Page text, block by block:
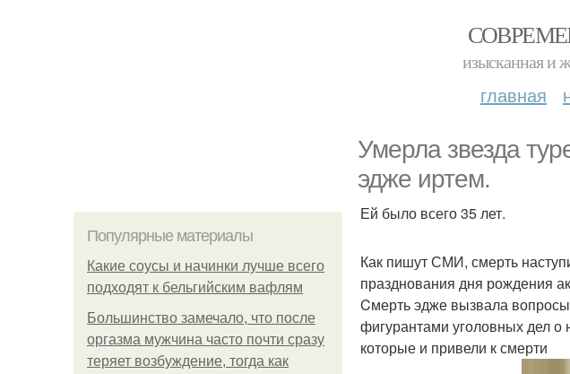
изысканная и
главная
Умерла звезда
эдже иртем.
Популярные материалы
Какие соусы и начинки лучше всего
подходят к бельгийским вафлям
Большинство замечало, что после
оргазма мужчина часто почти сразу
теряет возбуждение, тогда как
Ей было всего 35 лет.
Как пишут СМИ, смерть
празднования дня рождения
Cмерть эдже вызвала
фигурантами уголовных дел о
которые и привели к смерти